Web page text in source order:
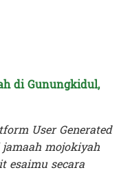
di Gunungkidul,
User Generated
mojokiyah
esaimu secara